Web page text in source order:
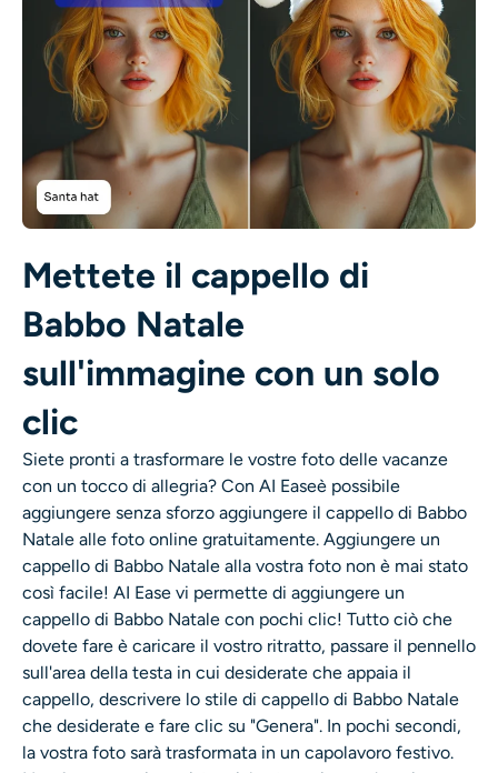
Filtro AI
Generatore di colpi alla testa Pro
Generatore di colpi alla testa AI
Creatore di foto per passaporti
Strumenti video
Effetti video
Potenziatore video
Mettete il cappello di
Babbo Natale
sull'immagine con un solo
clic
Siete pronti a trasformare le vostre foto delle vacanze
con un tocco di allegria? Con AI Easeè possibile
aggiungere senza sforzo aggiungere il cappello di Babbo
Natale alle foto online gratuitamente. Aggiungere un
cappello di Babbo Natale alla vostra foto non è mai stato
così facile! AI Ease vi permette di aggiungere un
cappello di Babbo Natale con pochi clic! Tutto ciò che
dovete fare è caricare il vostro ritratto, passare il pennello
sull'area della testa in cui desiderate che appaia il
cappello, descrivere lo stile di cappello di Babbo Natale
che desiderate e fare clic su "Genera". In pochi secondi,
la vostra foto sarà trasformata in un capolavoro festivo.